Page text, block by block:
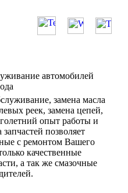
автомобилей
замена масла
реек, замена цепей,
опыт работы и
позволяет
с ремонтом Вашего
качественные
а так же смазочные